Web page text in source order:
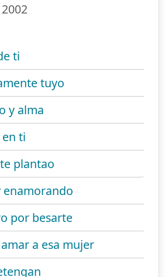
2002
ti
tuyo
y alma
ti
plantao
enamorando
por besarte
a esa mujer